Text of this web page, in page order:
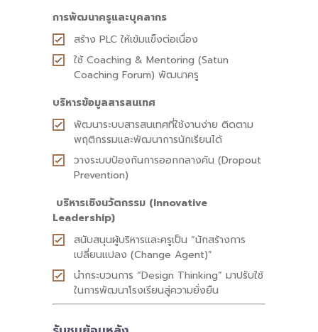
การพัฒนาครูและบุคลากร
สร้าง PLC ให้เข้มแข็งต่อเนื่อง
ใช้ Coaching & Mentoring (Satun
Coaching Forum) พัฒนาครู
บริหารข้อมูลสารสนเทศ
พัฒนาระบบสารสนเทศที่ใช้งานง่าย ติดตาม
พฤติกรรมและพัฒนาการนักเรียนได้
วางระบบป้องกันการออกกลางคัน (Dropout
Prevention)
บริหารเชิงนวัตกรรม (Innovative
Leadership)
สนับสนุนผู้บริหารและครูเป็น “นักสร้างการ
เปลี่ยนแปลง (Change Agent)”
นำกระบวนการ “Design Thinking” มาปรับใช้
ในการพัฒนาโรงเรียนสู่ความยั่งยืน